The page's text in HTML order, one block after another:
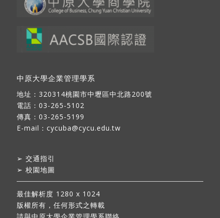
中原大學企業管理學系
地址： 320314桃園市中壢區中北路200號
電話：03-265-5102
傳真：03-265-5199
E-mail： cycuba@cycu.edu.tw
➢ 交通指引
➢ 校園地圖
最佳解析度 1280 x 1024
版權所有，任何形式之轉載